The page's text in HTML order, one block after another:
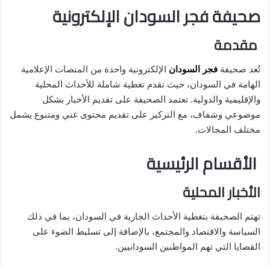
صحيفة فجر السودان الإلكترونية
مقدمة
تُعد صحيفة فجر السودان الإلكترونية واحدة من المنصات الإعلامية
الهامة في السودان، حيث تقدم تغطية شاملة للأحداث المحلية
والإقليمية والدولية. تعتمد الصحيفة على تقديم الأخبار بشكل
موضوعي وشفاف، مع التركيز على تقديم محتوى غني ومتنوع يشمل
مختلف المجالات.
الأقسام الرئيسية
الأخبار المحلية
تهتم الصحيفة بتغطية الأحداث الجارية في السودان، بما في ذلك
السياسة والاقتصاد والمجتمع، بالإضافة إلى تسليط الضوء على
القضايا التي تهم المواطنين السودانيين.